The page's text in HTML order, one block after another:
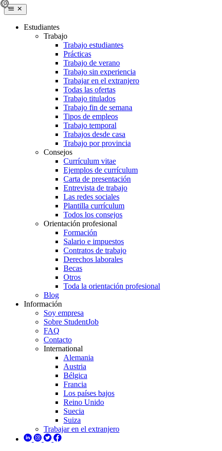
Estudiantes
Trabajo
Trabajo estudiantes
Prácticas
Trabajo de verano
Trabajo sin experiencia
Trabajar en el extranjero
Todas las ofertas
Trabajo titulados
Trabajo fin de semana
Tipos de empleos
Trabajo temporal
Trabajos desde casa
Trabajo por provincia
Consejos
Currículum vitae
Ejemplos de currículum
Carta de presentación
Entrevista de trabajo
Las redes sociales
Plantilla currículum
Todos los consejos
Orientación profesional
Formación
Salario e impuestos
Contratos de trabajo
Derechos laborales
Becas
Otros
Toda la orientación profesional
Blog
Información
Soy empresa
Sobre StudentJob
FAQ
Contacto
International
Alemania
Austria
Bélgica
Francia
Los países bajos
Reino Unido
Suecia
Suiza
Trabajar en el extranjero